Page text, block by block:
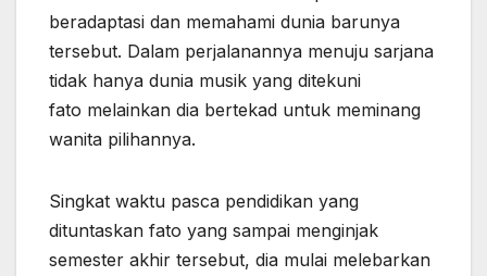
beradaptasi dan memahami dunia barunya
tersebut. Dalam perjalanannya menuju sarjana
tidak hanya dunia musik yang ditekuni
fato melainkan dia bertekad untuk meminang
wanita pilihannya.
Singkat waktu pasca pendidikan yang
dituntaskan fato yang sampai menginjak
semester akhir tersebut, dia mulai melebarkan